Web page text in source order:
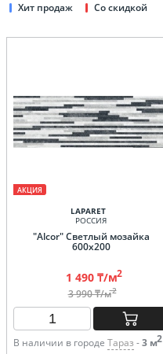
Хит продаж
Со скидкой
АКЦИЯ
LAPARET
РОССИЯ
"Alcor" Светлый мозайка
600х200
1 490 ₸/м2
3 990 ₸/м2
В наличии в городе Тараз -3 м2